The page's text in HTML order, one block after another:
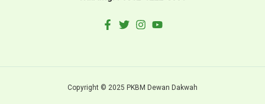
Copyright © 2025 PKBM Dewan Dakwah